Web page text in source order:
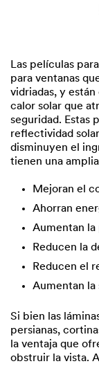
Las películas
para ventanas
vidriadas, y
calor solar que
seguridad. Estas
reflectividad
disminuyen el
tienen una
Mejoran el
Ahorran
Aumentan la
Reducen la
Reducen el
Aumentan la
Si bien las
persianas,
la ventaja que
obstruir la vista.